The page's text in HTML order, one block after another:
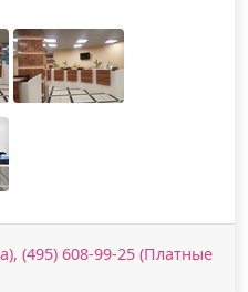
(495) 608-99-25 (Платные